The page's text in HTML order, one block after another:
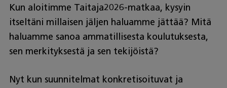
Kun aloitimme Taitaja2026-matkaa, kysyin
itseltäni millaisen jäljen haluamme jättää? Mitä
haluamme sanoa ammatillisesta koulutuksesta,
sen merkityksestä ja sen tekijöistä?
Nyt kun suunnitelmat konkretisoituvat ja